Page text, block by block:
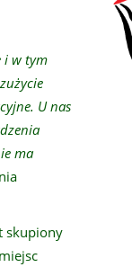
i w tym
U nas
ma
skupiony